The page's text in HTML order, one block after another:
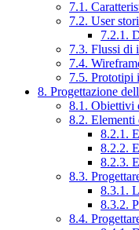
7.1.
7.2. User
7.2.1.
7.3. Flussi di
7.4.
7.5. Prototipi
8. Progettazione
8.1. Obiettivi
8.2. Elementi
8.2.1.
8.2.2.
8.2.3.
8.3.
8.3.1.
8.3.2.
8.4.